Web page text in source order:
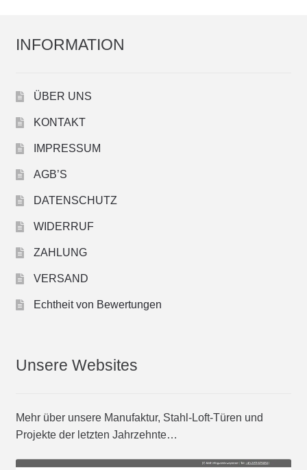
INFORMATION
ÜBER UNS
KONTAKT
IMPRESSUM
AGB’S
DATENSCHUTZ
WIDERRUF
ZAHLUNG
VERSAND
Echtheit von Bewertungen
Unsere Websites
Mehr über unsere Manufaktur, Stahl-Loft-Türen und
Projekte der letzten Jahrzehnte…